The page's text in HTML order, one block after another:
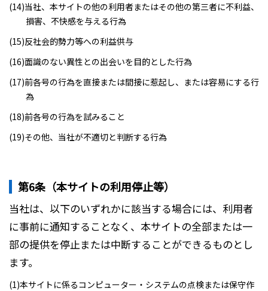
(14)当社、本サイトの他の利用者またはその他の第三者に不利益、
損害、不快感を与える行為
(15)反社会的勢力等への利益供与
(16)面識のない異性との出会いを目的とした行為
(17)前各号の行為を直接または間接に惹起し、または容易にする行
為
(18)前各号の行為を試みること
(19)その他、当社が不適切と判断する行為
第6条（本サイトの利用停止等）
当社は、以下のいずれかに該当する場合には、利用者
に事前に通知することなく、本サイトの全部または一
部の提供を停止または中断することができるものとし
ます。
(1)本サイトに係るコンピューター・システムの点検または保守作